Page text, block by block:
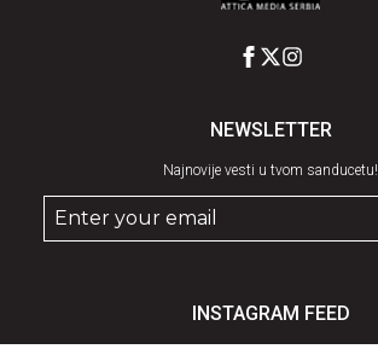
NEWSLETTER
Najnovije vesti u tvom sanducetu!
INSTAGRAM FEED